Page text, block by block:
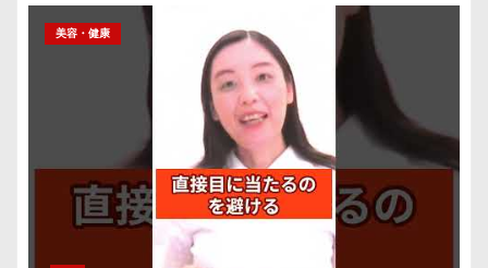
美容・健康